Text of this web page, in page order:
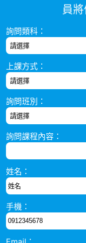
員
詢問類科：
上課方式：
詢問班別：
詢問課程內容：
姓名：
手機：